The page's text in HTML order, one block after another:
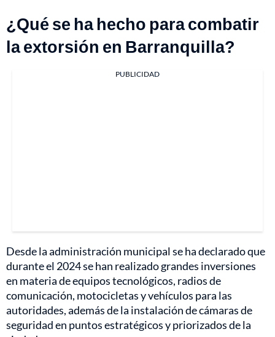
¿Qué se ha hecho para combatir
la extorsión en Barranquilla?
PUBLICIDAD
Desde la administración municipal se ha declarado que
durante el 2024 se han realizado grandes inversiones
en materia de equipos tecnológicos, radios de
comunicación, motocicletas y vehículos para las
autoridades, además de la instalación de cámaras de
seguridad en puntos estratégicos y priorizados de la